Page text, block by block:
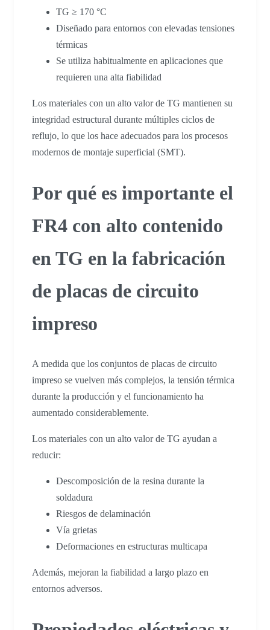
TG ≥ 170 °C
Diseñado para entornos con elevadas tensiones
térmicas
Se utiliza habitualmente en aplicaciones que
requieren una alta fiabilidad
Los materiales con un alto valor de TG mantienen su
integridad estructural durante múltiples ciclos de
reflujo, lo que los hace adecuados para los procesos
modernos de montaje superficial (SMT).
Por qué es importante el
FR4 con alto contenido
en TG en la fabricación
de placas de circuito
impreso
A medida que los conjuntos de placas de circuito
impreso se vuelven más complejos, la tensión térmica
durante la producción y el funcionamiento ha
aumentado considerablemente.
Los materiales con un alto valor de TG ayudan a
reducir:
Descomposición de la resina durante la
soldadura
Riesgos de delaminación
Vía grietas
Deformaciones en estructuras multicapa
Además, mejoran la fiabilidad a largo plazo en
entornos adversos.